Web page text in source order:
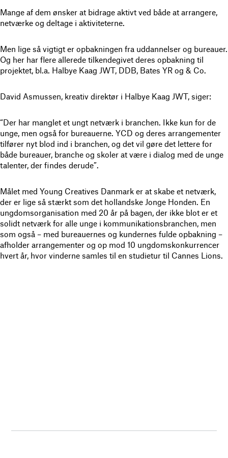
Mange af dem ønsker at bidrage aktivt ved både at arrangere,
netværke og deltage i aktiviteterne.
Men lige så vigtigt er opbakningen fra uddannelser og bureauer.
Og her har flere allerede tilkendegivet deres opbakning til
projektet, bl.a. Halbye Kaag JWT, DDB, Bates YR og & Co.
David Asmussen, kreativ direktør i Halbye Kaag JWT, siger:
“Der har manglet et ungt netværk i branchen. Ikke kun for de
unge, men også for bureauerne. YCD og deres arrangementer
tilfører nyt blod ind i branchen, og det vil gøre det lettere for
både bureauer, branche og skoler at være i dialog med de unge
talenter, der findes derude”.
Målet med Young Creatives Danmark er at skabe et netværk,
der er lige så stærkt som det hollandske Jonge Honden. En
ungdomsorganisation med 20 år på bagen, der ikke blot er et
solidt netværk for alle unge i kommunikationsbranchen, men
som også – med bureauernes og kundernes fulde opbakning –
afholder arrangementer og op mod 10 ungdomskonkurrencer
hvert år, hvor vinderne samles til en studietur til Cannes Lions.